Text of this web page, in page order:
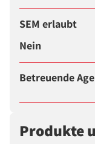
SEM erlaubt
Nein
Betreuende
Produkte